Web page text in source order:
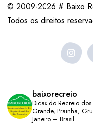
© 2009-2026 # Baixo
Todos os direitos
baixorecreio
Dicas do Recreio
Grande, Prainha,
Janeiro – Brasil